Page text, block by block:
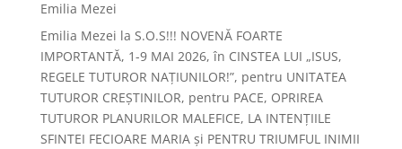
Emilia Mezei
Emilia Mezei la S.O.S!!! NOVENĂ FOARTE
IMPORTANTĂ, 1-9 MAI 2026, în CINSTEA LUI „ISUS,
REGELE TUTUROR NAȚIUNILOR!”, pentru UNITATEA
TUTUROR CREȘTINILOR, pentru PACE, OPRIREA
TUTUROR PLANURILOR MALEFICE, LA INTENȚIILE
SFINTEI FECIOARE MARIA și PENTRU TRIUMFUL INIMII